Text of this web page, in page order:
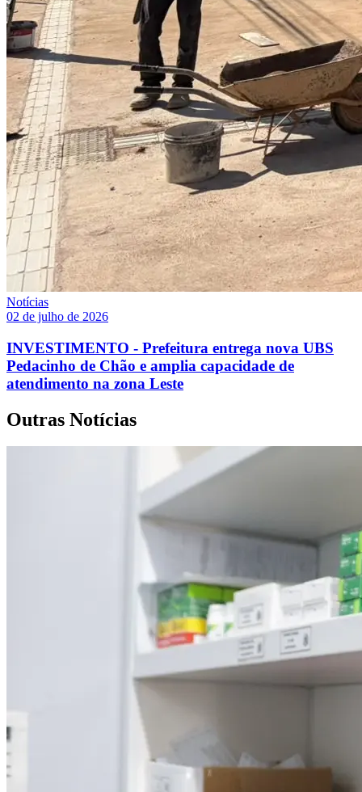
Notícias
02 de julho de 2026
INVESTIMENTO - Prefeitura entrega nova UBS
Pedacinho de Chão e amplia capacidade de
atendimento na zona Leste
Outras Notícias